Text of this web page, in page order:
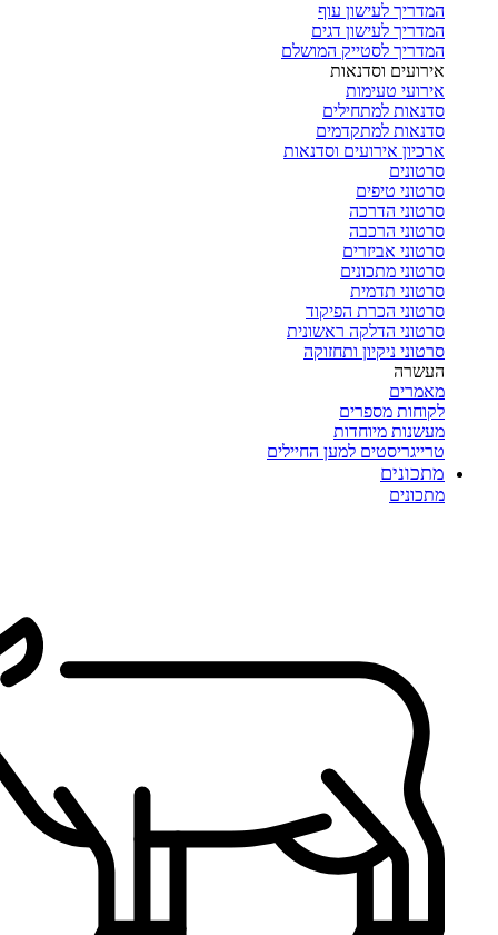
המדריך לעישון עוף
המדריך לעישון דגים
המדריך לסטייק המושלם
אירועים וסדנאות
אירועי טעימות
סדנאות למתחילים
סדנאות למתקדמים
ארכיון אירועים וסדנאות
סרטונים
סרטוני טיפים
סרטוני הדרכה
סרטוני הרכבה
סרטוני אביזרים
סרטוני מתכונים
סרטוני תדמית
סרטוני הכרת הפיקוד
סרטוני הדלקה ראשונית
סרטוני ניקיון ותחזוקה
העשרה
מאמרים
לקוחות מספרים
מעשנות מיוחדות
טרייגריסטים למען החיילים
מתכונים
מתכונים